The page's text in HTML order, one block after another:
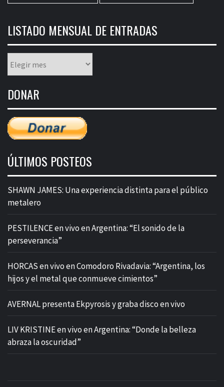
LISTADO MENSUAL DE ENTRADAS
mensual
entradas
DONAR
ÚLTIMOS POSTEOS
SHAWN JAMES: Una experiencia distinta para el público
metalero
PESTILENCE en vivo en Argentina: “El sonido de la
perseverancia”
HORCAS en vivo en Comodoro Rivadavia: “Argentina, los
hijos y el metal que conmueve cimientos”
AVERNAL presenta Ekpyrosis y graba disco en vivo
LIV KRISTINE en vivo en Argentina: “Donde la belleza
abraza la oscuridad”